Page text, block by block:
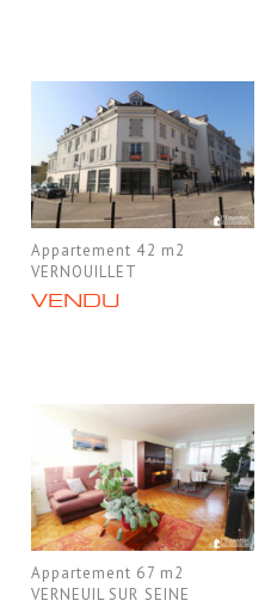
Appartement 42 m2
VERNOUILLET
VENDU
Appartement 67 m2
VERNEUIL SUR SEINE